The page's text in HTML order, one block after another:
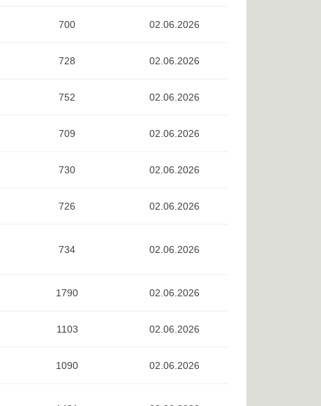
700 02.06.2026
728 02.06.2026
752 02.06.2026
709 02.06.2026
730 02.06.2026
726 02.06.2026
734 02.06.2026
1790 02.06.2026
1103 02.06.2026
1090 02.06.2026